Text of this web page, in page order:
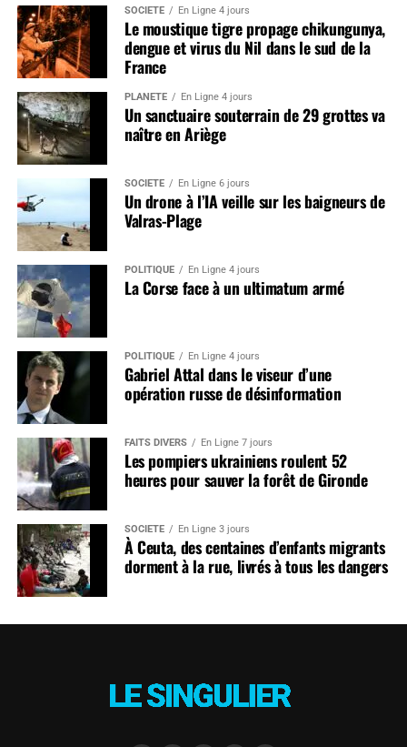
SOCIÉTÉ En Ligne 4 jours
Le moustique tigre propage chikungunya,
dengue et virus du Nil dans le sud de la
France
PLANÈTE En Ligne 4 jours
Un sanctuaire souterrain de 29 grottes va
naître en Ariège
SOCIÉTÉ En Ligne 6 jours
Un drone à l’IA veille sur les baigneurs de
Valras-Plage
POLITIQUE En Ligne 4 jours
La Corse face à un ultimatum armé
POLITIQUE En Ligne 4 jours
Gabriel Attal dans le viseur d’une
opération russe de désinformation
FAITS DIVERS En Ligne 7 jours
Les pompiers ukrainiens roulent 52
heures pour sauver la forêt de Gironde
SOCIÉTÉ En Ligne 3 jours
À Ceuta, des centaines d’enfants migrants
dorment à la rue, livrés à tous les dangers